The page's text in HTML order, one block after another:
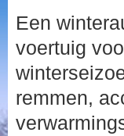
Een
voertuig
remmen,